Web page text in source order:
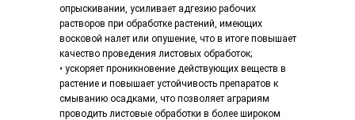
опрыскивании, усиливает адгезию рабочих
растворов при обработке растений, имеющих
восковой налет или опушение, что в итоге повышает
качество проведения листовых обработок;
• ускоряет проникновение действующих веществ в
растение и повышает устойчивость препаратов к
смыванию осадками, что позволяет аграриям
проводить листовые обработки в более широком